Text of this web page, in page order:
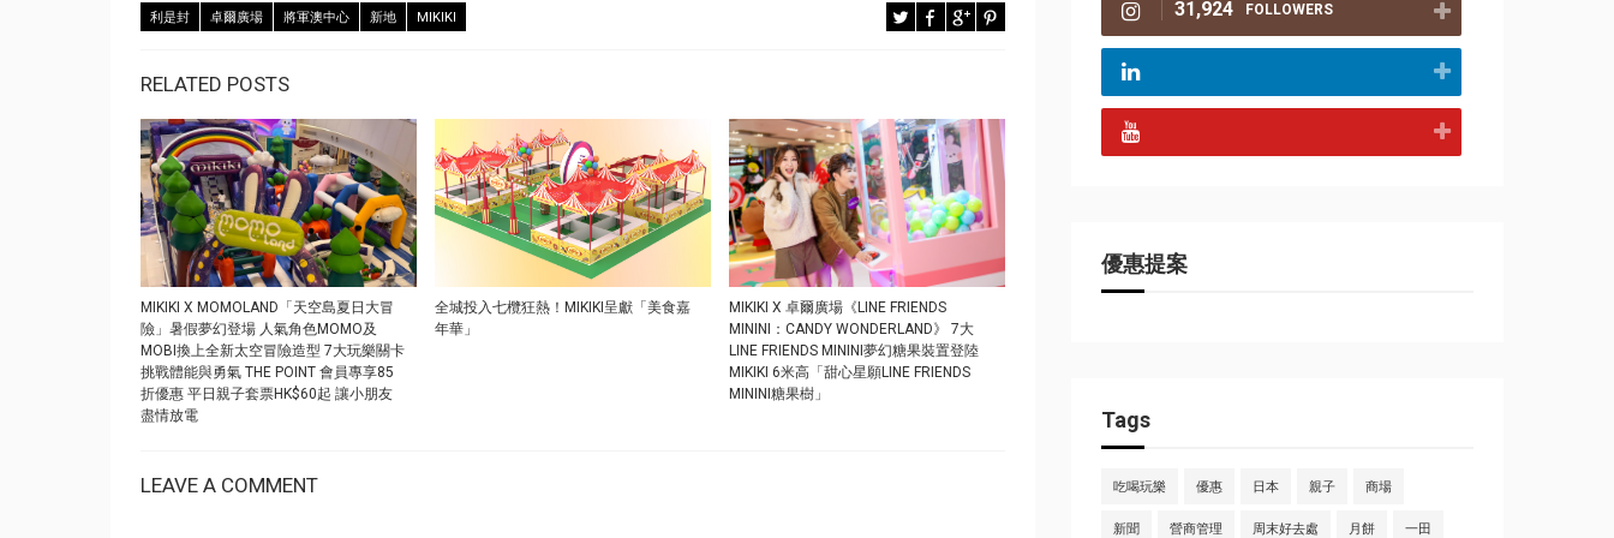
利是封 卓爾廣場 將軍澳中心 新地 MIKIKI
RELATED POSTS
MIKIKI X MOMOLAND「天空島夏日大冒
險」暑假夢幻登場 人氣角色MOMO及
MOBI換上全新太空冒險造型 7大玩樂關卡
挑戰體能與勇氣 THE POINT 會員專享85
折優惠 平日親子套票HK$60起 讓小朋友
盡情放電
全城投入七欖狂熱！MIKIKI呈獻「美食嘉
年華」
MIKIKI X 卓爾廣場《LINE FRIENDS
MININI：CANDY WONDERLAND》 7大
LINE FRIENDS MININI夢幻糖果裝置登陸
MIKIKI 6米高「甜心星願LINE FRIENDS
MININI糖果樹」
LEAVE A COMMENT
31,924 FOLLOWERS
優惠提案
Tags
吃喝玩樂 優惠 日本 親子 商場
新聞 營商管理 周末好去處 月餅 一田